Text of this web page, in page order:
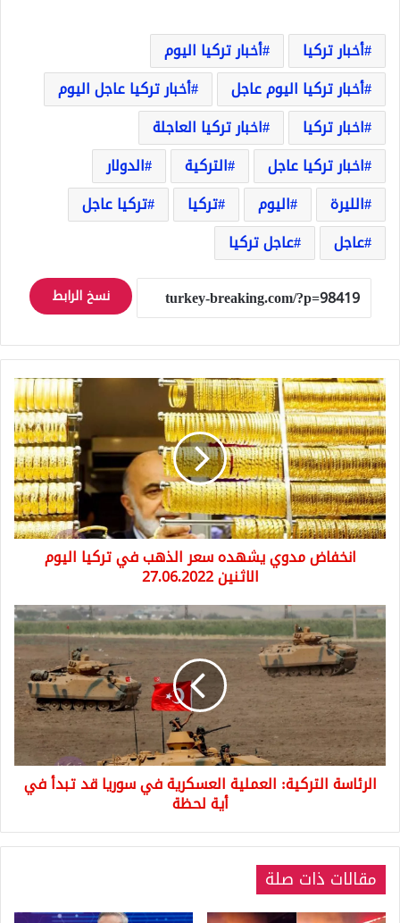
أخبار تركيا
أخبار تركيا اليوم
أخبار تركيا اليوم عاجل
أخبار تركيا عاجل اليوم
اخبار تركيا
اخبار تركيا العاجلة
اخبار تركيا عاجل
التركية
الدولار
الليرة
اليوم تركيا
تركيا عاجل
عاجل
عاجل تركيا
نسخ الرابط
انخفاض
مدوي
يشهده
سعر
الذهب
في
تركيا
اليوم
الاثنين
27.06.2022
انخفاض مدوي يشهده سعر الذهب في تركيا اليوم
الاثنين 27.06.2022
الرئاسة
التركية:
العملية
العسكرية
في
سوريا
قد
تبدأ
في
أية
لحظة
الرئاسة التركية: العملية العسكرية في سوريا قد تبدأ في
أية لحظة
مقالات ذات صلة